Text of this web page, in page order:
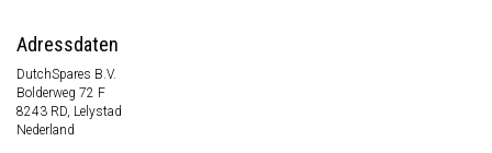
Adressdaten
DutchSpares B.V.
Bolderweg 72 F
8243 RD, Lelystad
Nederland